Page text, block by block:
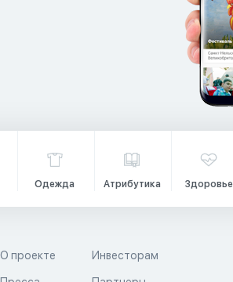
Одежда Атрибутика Здоровье
О проекте Инвесторам